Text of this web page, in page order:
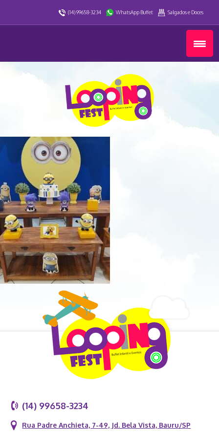
(14) 99658-3234 WhatsApp Buffet Salgados e Doces
(14) 99658-3234
Rua Padre Anchieta, 7-49, Jd. Bela Vista, Bauru/SP